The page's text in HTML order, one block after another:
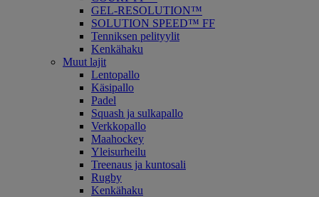
GEL-RESOLUTION™
SOLUTION SPEED™ FF
Tenniksen pelityylit
Kenkähaku
Muut lajit
Lentopallo
Käsipallo
Padel
Squash ja sulkapallo
Verkkopallo
Maahockey
Yleisurheilu
Treenaus ja kuntosali
Rugby
Kenkähaku